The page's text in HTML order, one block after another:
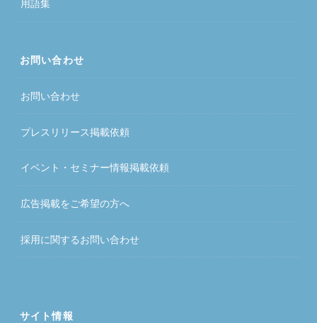
用語集
お問い合わせ
お問い合わせ
プレスリリース掲載依頼
イベント・セミナー情報掲載依頼
広告掲載をご希望の方へ
採用に関するお問い合わせ
サイト情報